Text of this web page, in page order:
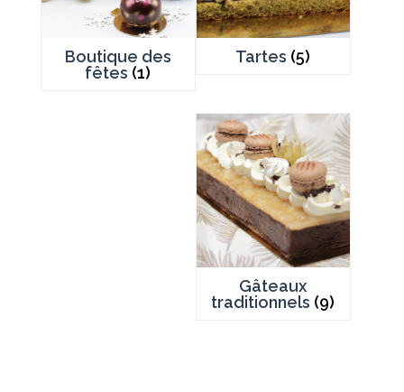
Boutique des
fêtes (1)
Tartes (5)
Gâteaux
traditionnels (9)